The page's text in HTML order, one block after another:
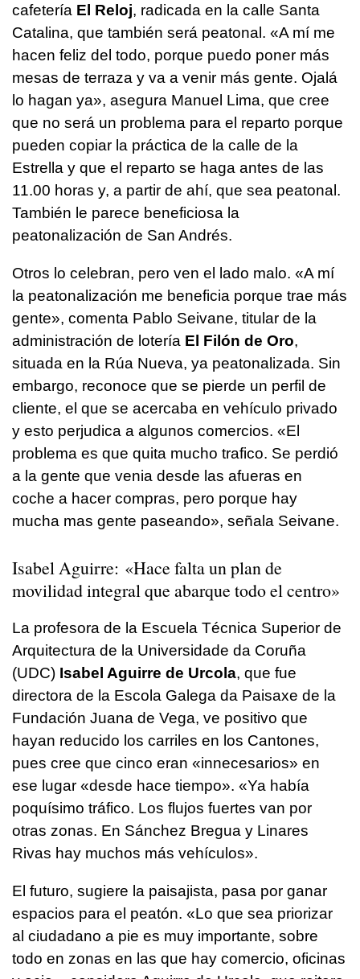
cafetería El Reloj, radicada en la calle Santa
Catalina, que también será peatonal. «A mí me
hacen feliz del todo, porque puedo poner más
mesas de terraza y va a venir más gente. Ojalá
lo hagan ya», asegura Manuel Lima, que cree
que no será un problema para el reparto porque
pueden copiar la práctica de la calle de la
Estrella y que el reparto se haga antes de las
11.00 horas y, a partir de ahí, que sea peatonal.
También le parece beneficiosa la
peatonalización de San Andrés.
Otros lo celebran, pero ven el lado malo. «A mí
la peatonalización me beneficia porque trae más
gente», comenta Pablo Seivane, titular de la
administración de lotería El Filón de Oro,
situada en la Rúa Nueva, ya peatonalizada. Sin
embargo, reconoce que se pierde un perfil de
cliente, el que se acercaba en vehículo privado
y esto perjudica a algunos comercios. «El
problema es que quita mucho trafico. Se perdió
a la gente que venia desde las afueras en
coche a hacer compras, pero porque hay
mucha mas gente paseando», señala Seivane.
Isabel Aguirre: «Hace falta un plan de
movilidad integral que abarque todo el centro»
La profesora de la Escuela Técnica Superior de
Arquitectura de la Universidade da Coruña
(UDC) Isabel Aguirre de Urcola, que fue
directora de la Escola Galega da Paisaxe de la
Fundación Juana de Vega, ve positivo que
hayan reducido los carriles en los Cantones,
pues cree que cinco eran «innecesarios» en
ese lugar «desde hace tiempo». «Ya había
poquísimo tráfico. Los flujos fuertes van por
otras zonas. En Sánchez Bregua y Linares
Rivas hay muchos más vehículos».
El futuro, sugiere la paisajista, pasa por ganar
espacios para el peatón. «Lo que sea priorizar
al ciudadano a pie es muy importante, sobre
todo en zonas en las que hay comercio, oficinas